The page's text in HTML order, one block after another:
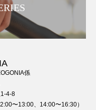
係
4-8
〜13:00、14:00〜16:30）